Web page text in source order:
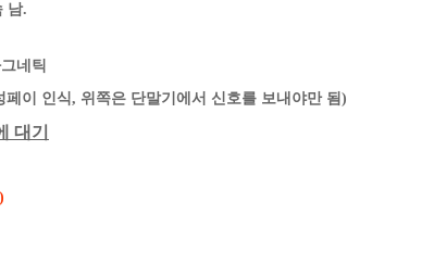
남.
네틱
이 인식, 위쪽은 단말기에서 신호를 보내야만 됨)
대기